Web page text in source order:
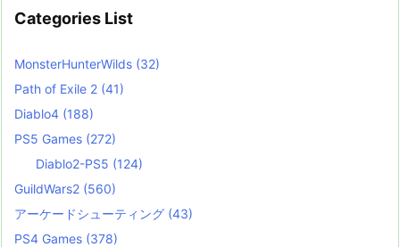
Categories List
MonsterHunterWilds (32)
Path of Exile 2 (41)
Diablo4 (188)
PS5 Games (272)
Diablo2-PS5 (124)
GuildWars2 (560)
アーケードシューティング (43)
PS4 Games (378)